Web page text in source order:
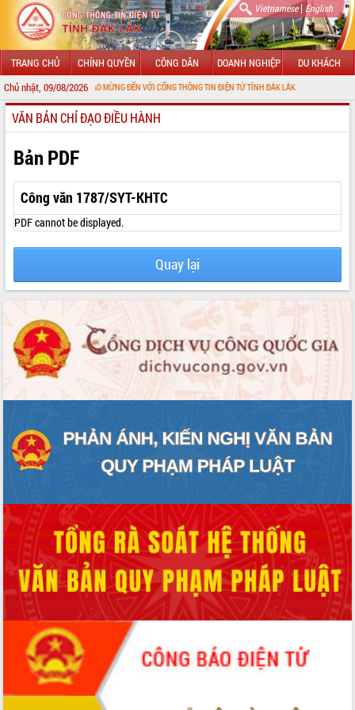
Vietnamese| English
TRANG CHỦ CHÍNH QUYỀN CÔNG DÂN DOANH NGHIỆP DU KHÁCH
Chủ nhật, 09/08/2026
CHÀO MỪNG ĐẾN VỚI CỔNG THÔNG TIN ĐIỆN TỬ TỈNH ĐẮK LẮK
GIỚI THIỆU
LÃNH ĐẠO UBND TỈNH
TIN TỨC SỰ KIỆN
SỞ, BAN, NGÀNH
UBND CÁC XÃ, PHƯỜNG
THÔNG TIN CHỈ ĐẠO ĐIỀU HÀNH
VĂN BẢN HĐND TỈNH
ĐIỂM TIN VĂN BẢN
VĂN BẢN CHỈ ĐẠO ĐIỀU HÀNH
Bản PDF
Công văn 1787/SYT-KHTC
PDF cannot be displayed.
Quay lại